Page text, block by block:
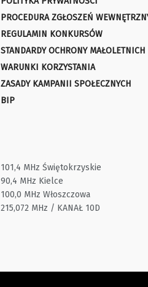
PROCEDURA ZGŁOSZEŃ
REGULAMIN KONKURSÓW
STANDARDY OCHRONY MAŁOLETNICH
WARUNKI KORZYSTANIA
ZASADY KAMPANII SPOŁECZNYCH
BIP
101,4 MHz Świętokrzyskie
90,4 MHz Kielce
100,0 MHz Włoszczowa
215,072 MHz / KANAŁ 10D